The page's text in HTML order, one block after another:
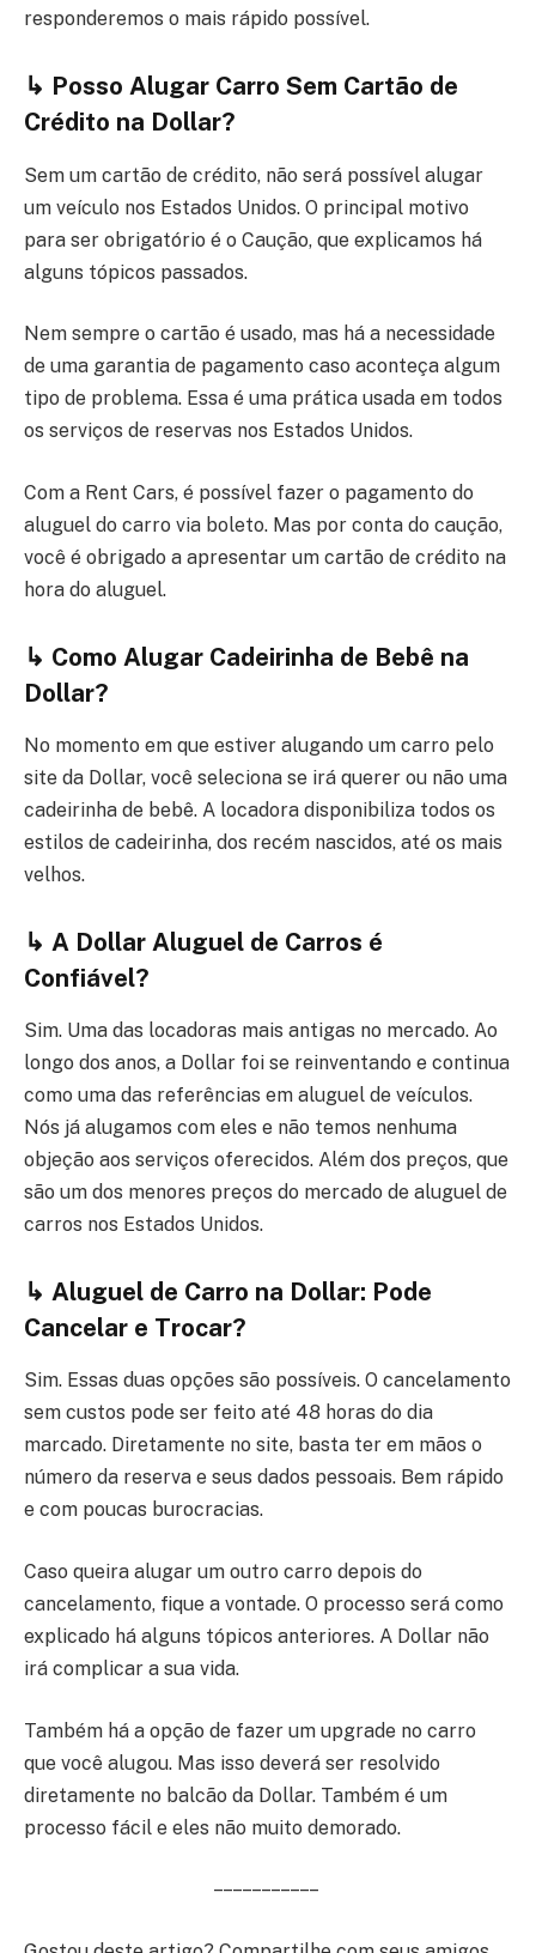
responderemos o mais rápido possível.
↳ Posso Alugar Carro Sem Cartão de
Crédito na Dollar?
Sem um cartão de crédito, não será possível alugar
um veículo nos Estados Unidos. O principal motivo
para ser obrigatório é o Caução, que explicamos há
alguns tópicos passados.
Nem sempre o cartão é usado, mas há a necessidade
de uma garantia de pagamento caso aconteça algum
tipo de problema. Essa é uma prática usada em todos
os serviços de reservas nos Estados Unidos.
Com a Rent Cars, é possível fazer o pagamento do
aluguel do carro via boleto. Mas por conta do caução,
você é obrigado a apresentar um cartão de crédito na
hora do aluguel.
↳ Como Alugar Cadeirinha de Bebê na
Dollar?
No momento em que estiver alugando um carro pelo
site da Dollar, você seleciona se irá querer ou não uma
cadeirinha de bebê. A locadora disponibiliza todos os
estilos de cadeirinha, dos recém nascidos, até os mais
velhos.
↳ A Dollar Aluguel de Carros é
Confiável?
Sim. Uma das locadoras mais antigas no mercado. Ao
longo dos anos, a Dollar foi se reinventando e continua
como uma das referências em aluguel de veículos.
Nós já alugamos com eles e não temos nenhuma
objeção aos serviços oferecidos. Além dos preços, que
são um dos menores preços do mercado de aluguel de
carros nos Estados Unidos.
↳ Aluguel de Carro na Dollar: Pode
Cancelar e Trocar?
Sim. Essas duas opções são possíveis. O cancelamento
sem custos pode ser feito até 48 horas do dia
marcado. Diretamente no site, basta ter em mãos o
número da reserva e seus dados pessoais. Bem rápido
e com poucas burocracias.
Caso queira alugar um outro carro depois do
cancelamento, fique a vontade. O processo será como
explicado há alguns tópicos anteriores. A Dollar não
irá complicar a sua vida.
Também há a opção de fazer um upgrade no carro
que você alugou. Mas isso deverá ser resolvido
diretamente no balcão da Dollar. Também é um
processo fácil e eles não muito demorado.
– – – – – – – – – – –